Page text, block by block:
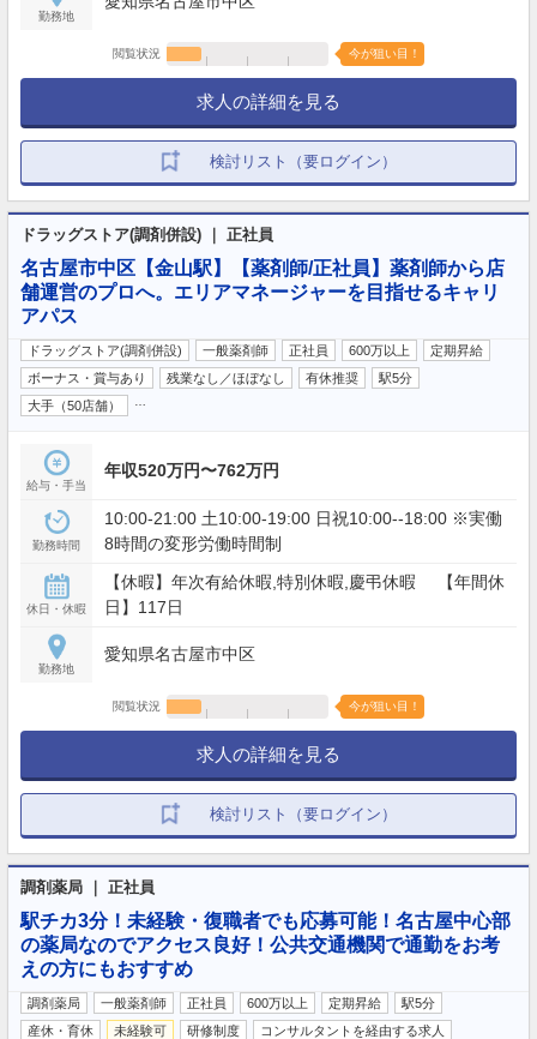
勤務地
閲覧状況 今が狙い目！
求人の詳細を見る
検討リスト（要ログイン）
ドラッグストア(調剤併設) ｜ 正社員
名古屋市中区【金山駅】【薬剤師/正社員】薬剤師から店
舗運営のプロへ。エリアマネージャーを目指せるキャリ
アパス
ドラッグストア(調剤併設) 一般薬剤師 正社員 600万以上
定期昇給
ボーナス・賞与あり
残業なし／ほぼなし 有休推奨
駅5分
大手（50店舗）
給与・手当
年収520万円〜762万円
勤務時間
10:00-21:00 土10:00-19:00 日祝10:00--18:00 ※実働
8時間の変形労働時間制
休日・休暇
【休暇】年次有給休暇,特別休暇,慶弔休暇 【年間休
日】117日
勤務地
愛知県名古屋市中区
閲覧状況 今が狙い目！
求人の詳細を見る
検討リスト（要ログイン）
調剤薬局 ｜ 正社員
駅チカ3分！未経験・復職者でも応募可能！名古屋中心部
の薬局なのでアクセス良好！公共交通機関で通勤をお考
えの方にもおすすめ
調剤薬局 一般薬剤師 正社員 600万以上 定期昇給
駅5分
産休・育休
未経験可 研修制度 コンサルタントを経由する求人